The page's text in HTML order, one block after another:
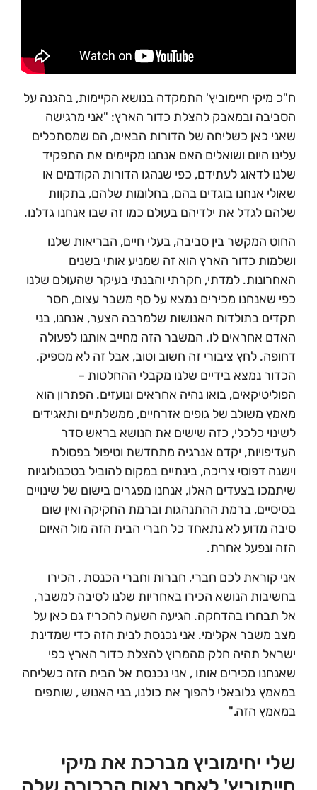
ח"כ מיקי חיימוביץ' התמקדה בנושא הקיימות, בהגנה על
הסביבה ובמאבק להצלת כדור הארץ: "אני מרגישה
שאני כאן כשליחה של הדורות הבאים, הם שמסתכלים
עלינו היום ושואלים האם אנחנו מקיימים את התפקיד
שלנו לדאוג לעתידם, כפי שנהגו הדורות הקודמים או
שאולי אנחנו בוגדים בהם, בחלומות שלהם, בתקוות
שלהם לגדל את ילדיהם בעולם כמו זה שבו אנחנו גדלנו.
החוט המקשר בין סביבה, בעלי חיים, הבריאות שלנו
ושלמות כדור הארץ הוא זה שמניע אותי בשנים
האחרונות. למדתי, חקרתי והבנתי בעיקר שהעולם שלנו
כפי שאנחנו מכירים נמצא על סף משבר עצום, חסר
תקדים בתולדות האנושות שלמרבה הצער, אנחנו, בני
האדם אחראים לו. המשבר הזה מחייב אותנו לפעולה
דחופה. לחץ ציבורי זה חשוב וטוב, אבל זה לא מספיק.
הכדור נמצא בידיים שלנו מקבלי ההחלטות –
הפוליטיקאים, בואו נהיה אחראים ונועזים. הפתרון הוא
מאמץ משולב של גופים אזרחיים, ממשלתיים ותאגידים
לשינוי כלכלי, כזה שישים את הנושא בראש סדר
העדיפויות, יקדם אנרגיה מתחדשת וטיפול בפסולת
וישנה דפוסי צריכה, בינתיים במקום להוביל בטכנולוגיות
שיתמכו בצעדים האלו, אנחנו מפגרים בישום של שינויים
בסיסיים, ברמת ההתנהגות וברמת החקיקה ואין שום
סיבה מדוע לא נתאחד כל חברי הבית הזה מול האיום
הזה ונפעל אחרת.
אני קוראת לכם חברי, חברות וחברי הכנסת , הכירו
בחשיבות הנושא הכירו באחריות שלנו לסיבה למשבר,
אל תבחרו בהדחקה. הגיעה השעה להכריז גם כאן על
מצב משבר אקלימי. אני נכנסת לבית הזה כדי שמדינת
ישראל תהיה חלק מהמרוץ להצלת כדור הארץ כפי
שאנחנו מכירים אותו , אני נכנסת אל הבית הזה כשליחה
במאמץ גלובאלי להפוך את כולנו, בני האנוש , שותפים
במאמץ הזה."
שלי יחימוביץ מברכת את מיקי